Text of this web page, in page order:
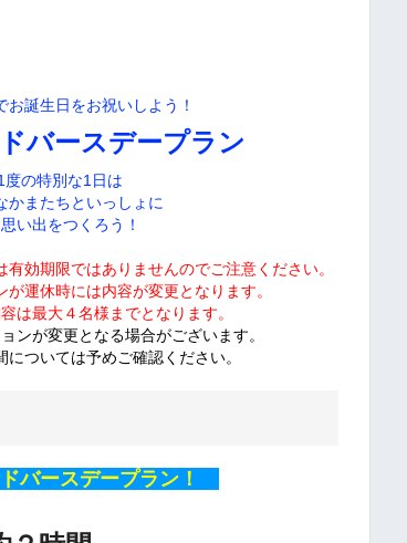
お誕生日をお祝いしよう！
バースデープラン
度の特別な1日は
かまたちといっしょに
い出をつくろう！
有効期限ではありませんのでご注意ください。
運休時には内容が変更となります。
は最大４名様までとなります。
ンが変更となる場合がございます。
ついては予めご確認ください。
バースデープラン！